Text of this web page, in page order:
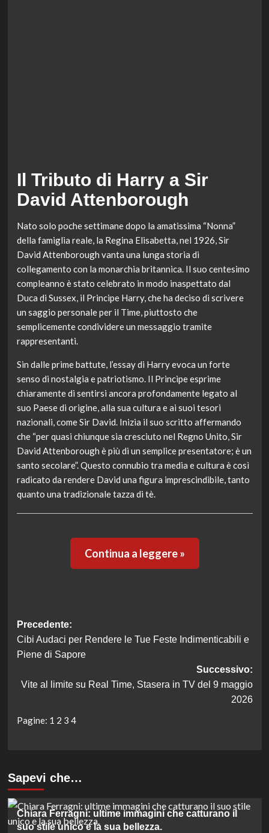
Il Tributo di Harry a Sir
David Attenborough
Nato solo poche settimane dopo la amatissima “Nonna”
della famiglia reale, la Regina Elisabetta, nel 1926, Sir
David Attenborough vanta una lunga storia di
collegamento con la monarchia britannica. Il suo centesimo
compleanno è stato celebrato in modo inaspettato dal
Duca di Sussex, il Principe Harry, che ha deciso di scrivere
un saggio personale per il Time, piuttosto che
semplicemente condividere un messaggio tramite
rappresentanti.
Sin dalle prime battute, l’essay di Harry evoca un forte
senso di nostalgia e patriotismo. Il Principe esprime
chiaramente di sentirsi ancora profondamente legato al
suo Paese di origine, alla sua cultura e ai suoi tesori
nazionali, come Sir David. Inizia il suo scritto affermando
che “per quasi chiunque sia cresciuto nel Regno Unito, Sir
David Attenborough è più di un semplice presentatore; è un
santo secolare”. Questo connubio tra media e cultura è così
radicato da rendere David una figura imprescindibile, tanto
quanto una tradizionale tazza di tè.
Continua a leggere »
Navigazione
articolo
Precedente:
Cibi Audaci per Rendere le Tue Feste Indimenticabili e
Piene di Sapore
Successivo:
Vite al limite su Real Time, Stasera in TV del 9 maggio
2026
Pagine: 1 2 3 4
Sapevi che…
Chiara Ferragni: ultime immagini che catturano il
suo stile unico e la sua bellezza.